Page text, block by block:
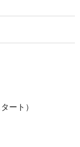
ート）